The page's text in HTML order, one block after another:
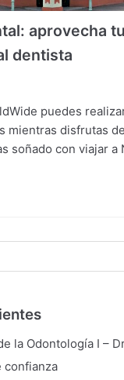
aprovecha
dentista
puedes
mientras disfrutas
soñado con viajar a
la Odontología I –
confianza